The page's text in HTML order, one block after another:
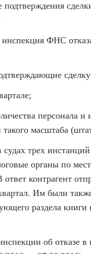
ФНС
персонала
такого масштаба
трех
органы по
контрагент
Им были
раздела
об